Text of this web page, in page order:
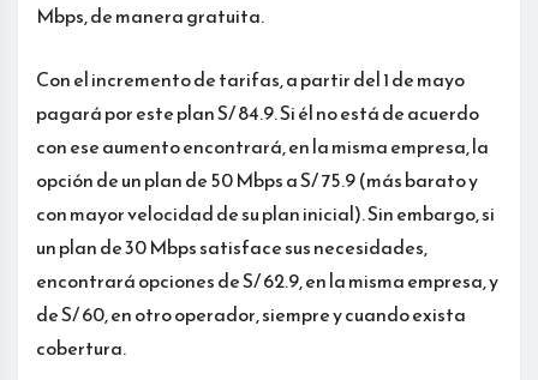
Mbps, de manera gratuita.
Con el incremento de tarifas, a partir del 1 de mayo
pagará por este plan S/ 84.9. Si él no está de acuerdo
con ese aumento encontrará, en la misma empresa, la
opción de un plan de 50 Mbps a S/ 75.9 (más barato y
con mayor velocidad de su plan inicial). Sin embargo, si
un plan de 30 Mbps satisface sus necesidades,
encontrará opciones de S/ 62.9, en la misma empresa, y
de S/ 60, en otro operador, siempre y cuando exista
cobertura.